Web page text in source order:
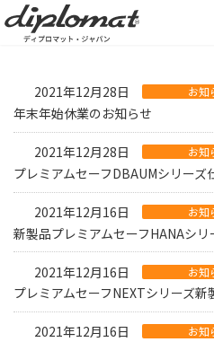
HOME 2021年
2021年12月28日 お知
年末年始休業のお知らせ
2021年12月28日 お知
プレミアムセーフDBAUMシリーズ
2021年12月16日 お知
新製品プレミアムセーフHANAシ
2021年12月16日 お知
プレミアムセーフNEXTシリーズ
2021年12月16日 お知